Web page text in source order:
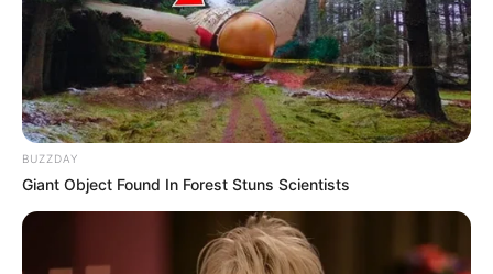
LIHAT ARTIKEL LAINNYA
BUZZDAY
Giant Object Found In Forest Stuns Scientists